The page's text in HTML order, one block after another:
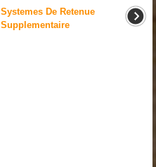
Systemes De Retenue
Supplementaire